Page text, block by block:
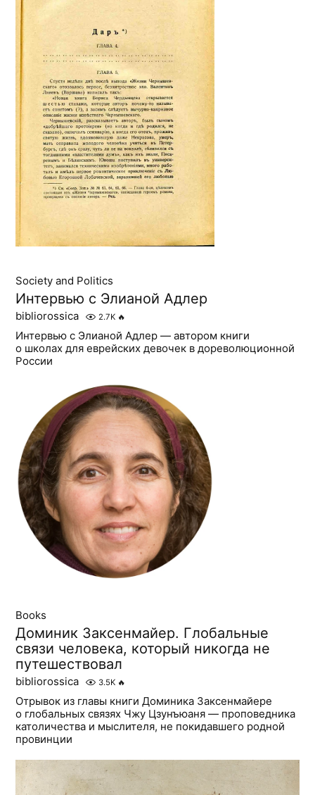
Society and Politics
Интервью с Элианой Адлер
bibliorossica 2.7K 🔥
Интервью с Элианой Адлер — автором книги
о школах для еврейских девочек в дореволюционной
России
Books
Доминик Заксенмайер. Глобальные
связи человека, который никогда не
путешествовал
bibliorossica 3.5K 🔥
Отрывок из главы книги Доминика Заксенмайере
о глобальных связях Чжу Цзунъюаня — проповедника
католичества и мыслителя, не покидавшего родной
провинции